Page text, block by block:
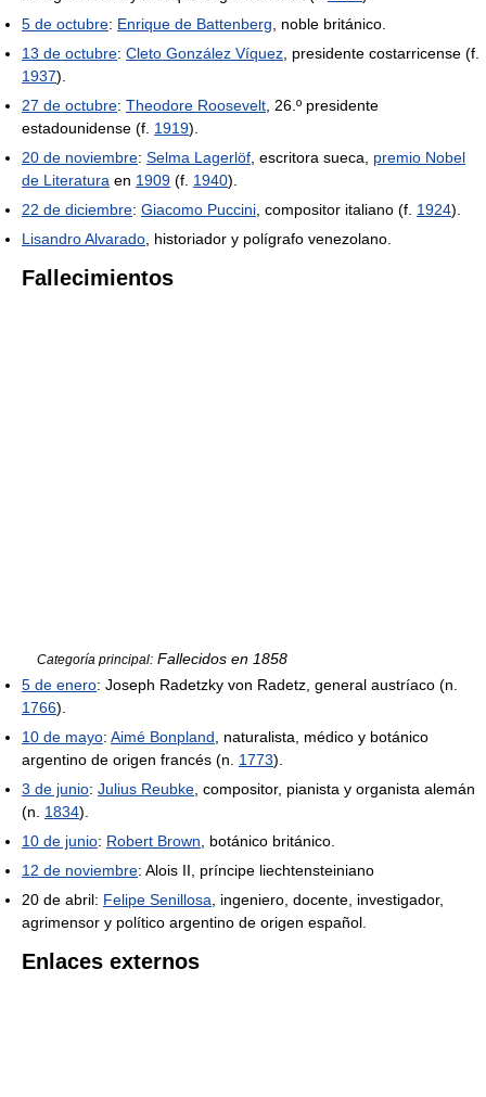
5 de octubre: Enrique de Battenberg, noble británico.
13 de octubre: Cleto González Víquez, presidente costarricense (f.
1937).
27 de octubre: Theodore Roosevelt, 26.º presidente
estadounidense (f. 1919).
20 de noviembre: Selma Lagerlöf, escritora sueca, premio Nobel
de Literatura en 1909 (f. 1940).
22 de diciembre: Giacomo Puccini, compositor italiano (f. 1924).
Lisandro Alvarado, historiador y polígrafo venezolano.
Fallecimientos
Categoría principal: Fallecidos en 1858
5 de enero: Joseph Radetzky von Radetz, general austríaco (n.
1766).
10 de mayo: Aimé Bonpland , naturalista, médico y botánico
argentino de origen francés (n. 1773).
3 de junio: Julius Reubke , compositor, pianista y organista alemán
(n. 1834).
10 de junio: Robert Brown , botánico británico.
12 de noviembre: Alois II, príncipe liechtensteiniano
20 de abril: Felipe Senillosa , ingeniero, docente, investigador,
agrimensor y político argentino de origen español.
Enlaces externos